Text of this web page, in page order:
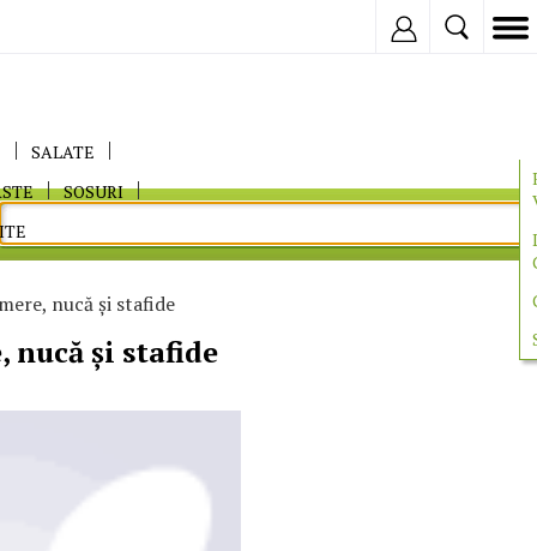
SALATE
SOSURI
nucă și stafide
nucă și stafide